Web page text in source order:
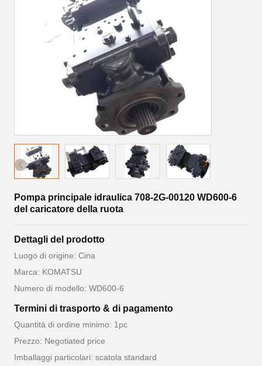
Pompa principale idraulica 708-2G-00120 WD600-6
del caricatore della ruota
Dettagli del prodotto
Luogo di origine: Cina
Marca: KOMATSU
Numero di modello: WD600-6
Termini di trasporto & di pagamento
Quantità di ordine minimo: 1pc
Prezzo: Negotiated price
Imballaggi particolari: scatola standard